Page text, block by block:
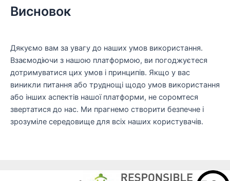
Висновок
Дякуємо вам за увагу до наших умов використання.
Взаємодіючи з нашою платформою, ви погоджуєтеся
дотримуватися цих умов і принципів. Якщо у вас
виникли питання або труднощі щодо умов використання
або інших аспектів нашої платформи, не соромтеся
звертатися до нас. Ми прагнемо створити безпечне і
зрозуміле середовище для всіх наших користувачів.